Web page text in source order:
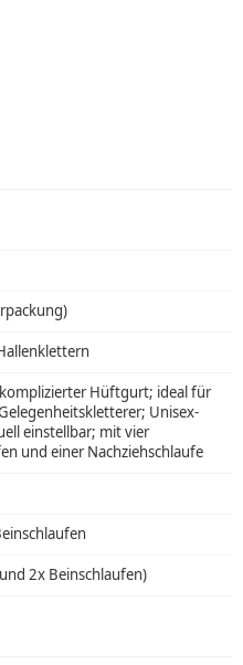
Hüftgurt; ideal für
Unisex-
einstellbar; mit vier
und einer Nachziehschlaufe
2x Beinschlaufen)